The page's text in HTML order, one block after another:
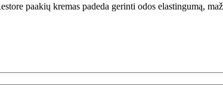
paakių kremas padeda gerinti odos elastingumą,